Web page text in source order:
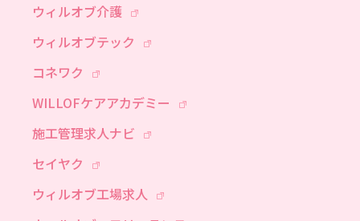
ウィルオブ介護
ウィルオブテック
コネワク
WILLOFケアアカデミー
施工管理求人ナビ
セイヤク
ウィルオブ工場求人